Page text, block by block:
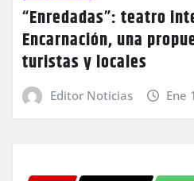
“Enredadas”: teatro
Encarnación, una
turistas y locales
Editor Noticias Ene